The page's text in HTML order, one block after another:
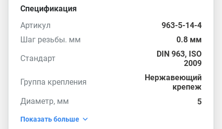
Спецификация
Артикул
963-5-14-4
Шаг резьбы. мм
0.8 мм
Стандарт
DIN 963, ISO
2009
Группа крепления
Нержавеющий
крепеж
Диаметр, мм
5
Показать больше